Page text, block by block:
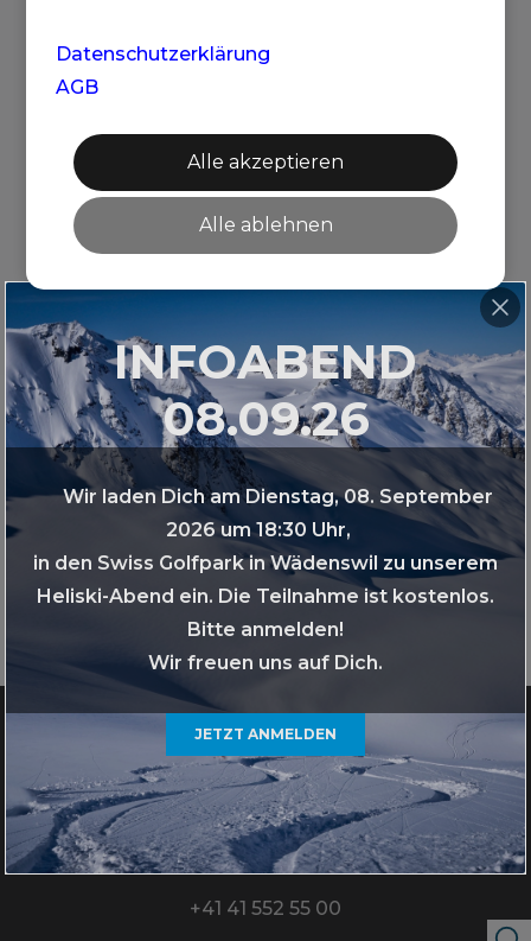
NORD-HONSHU
TRAVELZONE AG
Google Maps Standort
+41 41 552 55 00
Datenschutzerklärung
AGB
Alle akzeptieren
Alle ablehnen
INFOABEND
08.09.26
Wir laden Dich am Dienstag, 08. September
2026 um 18:30 Uhr,
in den Swiss Golfpark in Wädenswil zu unserem
Heliski-Abend ein. Die Teilnahme ist kostenlos.
Bitte anmelden!
Wir freuen uns auf Dich.
JETZT ANMELDEN